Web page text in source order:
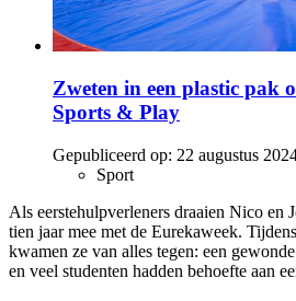
Zweten in een plastic pak
Sports & Play
Gepubliceerd op: 22 augustus
Sport
Als eerstehulpverleners draaien Nico en
tien jaar mee met de Eurekaweek.
kwamen ze van alles tegen: een
en veel studenten hadden behoefte aan